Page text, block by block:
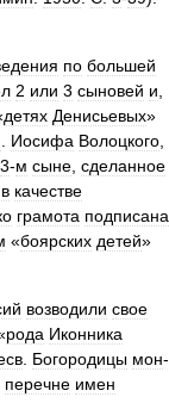
по большей
2 или 3 сыновей и
детях Денисьевых»
Иосифа Волоцкого
3-м сыне сделанное
в качестве
грамота подписана
«боярских детей»
возводили свое
рода Иконника
Богородицы мон-
перечне имен